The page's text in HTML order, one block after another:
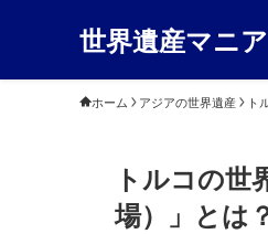
世界遺産マニア
ホーム アジアの世界遺産 ト
トルコの世
場）」とは